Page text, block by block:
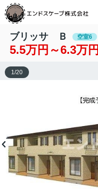
ブリッサ Ｂ 空室6
5.5万円～6.3万円
1/20